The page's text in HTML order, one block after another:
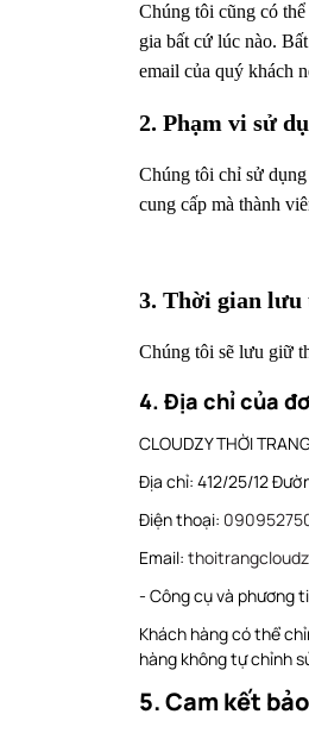
Chúng tôi cũng có
gia bất cứ lúc nào.
email của quý khách
2. Phạm vi sử
Chúng tôi chỉ sử
cung cấp mà thành
3. Thời gian
Chúng tôi sẽ lưu giữ
4. Địa chỉ của
CLOUDZY THỜI
Địa chỉ: 412/25/12
Điện thoại:
Email:
- Công cụ và phương
Khách hàng có thể
hàng không tự chỉnh
5. Cam kết